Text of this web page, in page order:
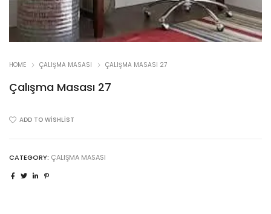
HOME ÇALIŞMA MASASI ÇALIŞMA MASASI 27
Çalışma Masası 27
ADD TO WISHLIST
CATEGORY: ÇALIŞMA MASASI